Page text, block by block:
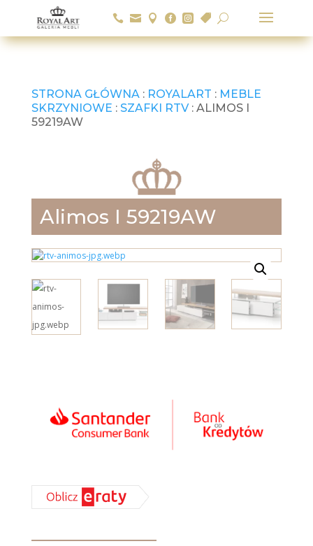
      U
STRONA GŁÓWNA: ROYALART : MEBLE
SKRZYNIOWE : SZAFKI RTV: ALIMOS I
59219AW
Alimos I 59219AW